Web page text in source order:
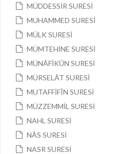
MÜDDESSİR SURESİ
MUHAMMED SURESİ
MÜLK SURESİ
MÜMTEHİNE SURESİ
MÜNÂFİKÛN SURESİ
MÜRSELÂT SURESİ
MUTAFFİFÎN SURESİ
MÜZZEMMİL SURESİ
NAHL SURESİ
NÂS SURESİ
NASR SURESİ